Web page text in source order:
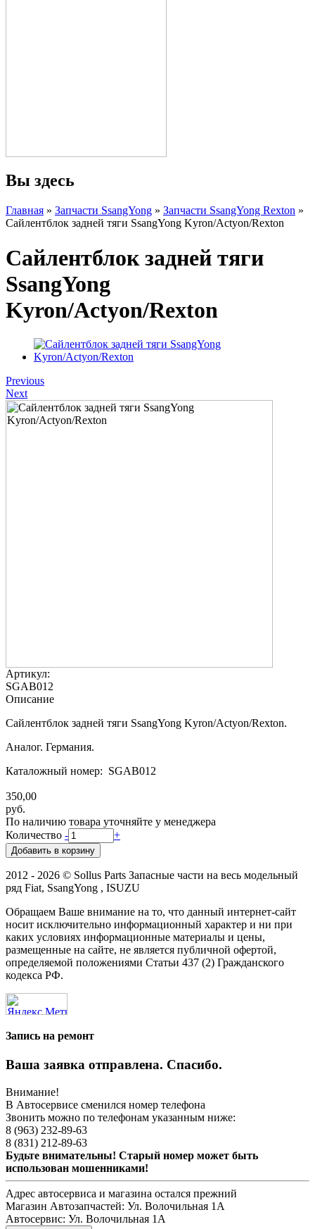
Вы здесь
Главная » Запчасти SsangYong » Запчасти SsangYong Rexton »
Сайлентблок задней тяги SsangYong Kyron/Actyon/Rexton
Сайлентблок задней тяги
SsangYong
Kyron/Actyon/Rexton
Previous
Next
Артикул:
SGAB012
Описание
Сайлентблок задней тяги SsangYong Kyron/Actyon/Rexton.
Аналог. Германия.
Каталожный номер: SGAB012
350,00
руб.
По наличию товара уточняйте у менеджера
Количество - +
2012 - 2026 © Sollus Parts Запасные части на весь модельный
ряд Fiat, SsangYong , ISUZU
Обращаем Ваше внимание на то, что данный интернет-сайт
носит исключительно информационный характер и ни при
каких условиях информационные материалы и цены,
размещенные на сайте, не является публичной офертой,
определяемой положениями Статьи 437 (2) Гражданского
кодекса РФ.
Запись на ремонт
Ваша заявка отправлена. Спасибо.
Внимание!
В Автосервисе сменился номер телефона
Звонить можно по телефонам указанным ниже:
8 (963) 232-89-63
8 (831) 212-89-63
Будьте внимательны! Старый номер может быть
использован мошенниками!
Адрес автосервиса и магазина остался прежний
Магазин Автозапчастей: Ул. Волочильная 1А
Автосервис: Ул. Волочильная 1А